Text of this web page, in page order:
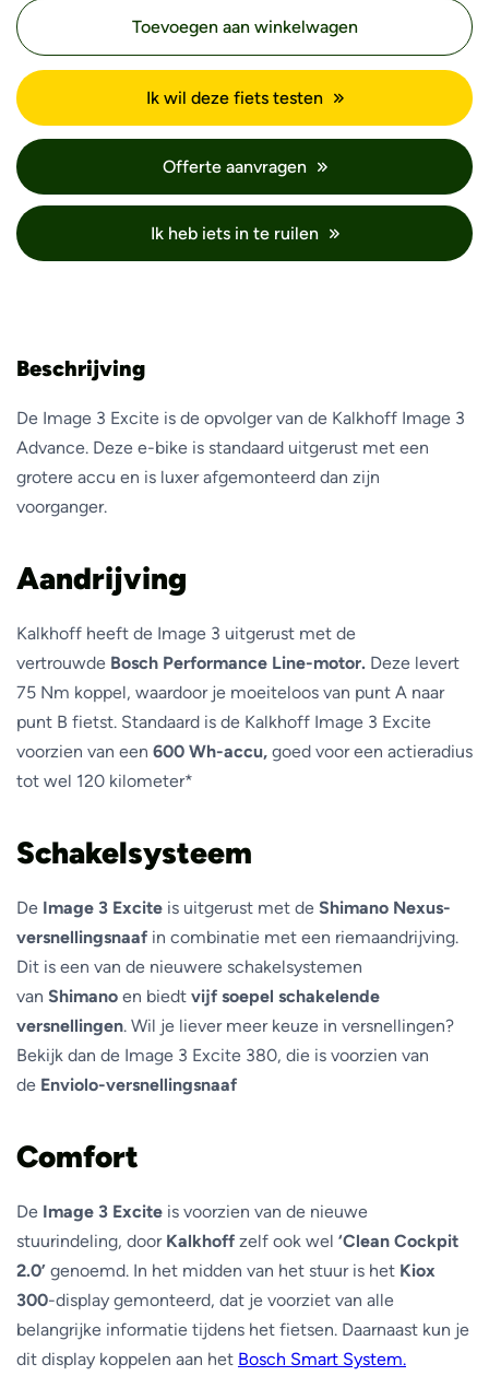
Toevoegen aan winkelwagen
Ik wil deze fiets testen
Offerte aanvragen
Ik heb iets in te ruilen
Beschrijving
De Image 3 Excite is de opvolger van de Kalkhoff Image 3
Advance. Deze e-bike is standaard uitgerust met een
grotere accu en is luxer afgemonteerd dan zijn
voorganger.
Aandrijving
Kalkhoff heeft de Image 3 uitgerust met de
vertrouwde Bosch Performance Line-motor. Deze levert
75 Nm koppel, waardoor je moeiteloos van punt A naar
punt B fietst. Standaard is de Kalkhoff Image 3 Excite
voorzien van een 600 Wh-accu, goed voor een actieradius
tot wel 120 kilometer*
Schakelsysteem
De Image 3 Excite is uitgerust met de Shimano Nexus-
versnellingsnaaf in combinatie met een riemaandrijving.
Dit is een van de nieuwere schakelsystemen
van Shimano en biedt vijf soepel schakelende
versnellingen. Wil je liever meer keuze in versnellingen?
Bekijk dan de Image 3 Excite 380, die is voorzien van
de Enviolo-versnellingsnaaf
Comfort
De Image 3 Excite is voorzien van de nieuwe
stuurindeling, door Kalkhoff zelf ook wel ‘Clean Cockpit
2.0’ genoemd. In het midden van het stuur is het Kiox
300-display gemonteerd, dat je voorziet van alle
belangrijke informatie tijdens het fietsen. Daarnaast kun je
dit display koppelen aan het Bosch Smart System.